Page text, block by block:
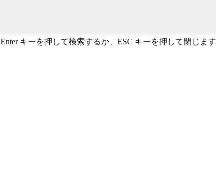
Enter キーを押して検索するか、ESC キーを押して閉じます